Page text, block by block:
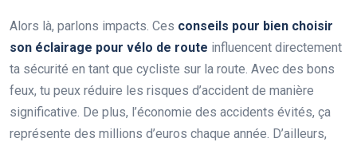
Alors là, parlons impacts. Ces conseils pour bien choisir
son éclairage pour vélo de route influencent directement
ta sécurité en tant que cycliste sur la route. Avec des bons
feux, tu peux réduire les risques d’accident de manière
significative. De plus, l’économie des accidents évités, ça
représente des millions d’euros chaque année. D’ailleurs,